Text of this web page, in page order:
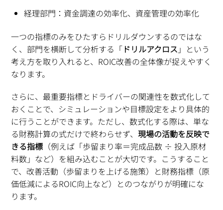
経理部門：資金調達の効率化、資産管理の効率化
一つの指標のみをひたすらドリルダウンするのではな
く、部門を横断して分析する「 ドリルアクロス 」という
考え方を取り入れると、ROIC改善の全体像が捉えやすく
なります。
さらに、最重要指標とドライバーの関連性を数式化して
おくことで、シミュレーションや目標設定をより具体的
に行うことができます。ただし、数式化する際は、単な
る財務計算の式だけで終わらせず、現場の活動を反映で
きる指標 （例えば「歩留まり率＝完成品数 ÷ 投入原材
料数」など）を組み込むことが大切です。こうすること
で、改善活動（歩留まりを上げる施策）と財務指標（原
価低減によるROIC向上など）とのつながりが明確にな
ります。